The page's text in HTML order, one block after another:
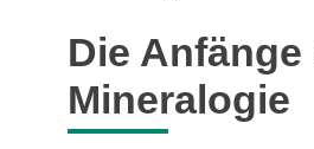
Die
Mineralogie